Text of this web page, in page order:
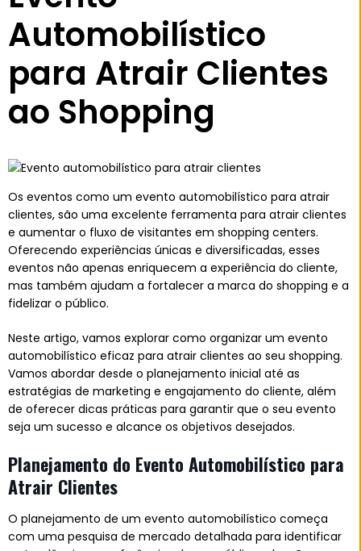
Automobilístico
para Atrair Clientes
ao Shopping
Os eventos como um evento automobilístico para atrair
clientes, são uma excelente ferramenta para atrair clientes
e aumentar o fluxo de visitantes em shopping centers.
Oferecendo experiências únicas e diversificadas, esses
eventos não apenas enriquecem a experiência do cliente,
mas também ajudam a fortalecer a marca do shopping e a
fidelizar o público.
Neste artigo, vamos explorar como organizar um evento
automobilístico eficaz para atrair clientes ao seu shopping.
Vamos abordar desde o planejamento inicial até as
estratégias de marketing e engajamento do cliente, além
de oferecer dicas práticas para garantir que o seu evento
seja um sucesso e alcance os objetivos desejados.
Planejamento do Evento Automobilístico para
Atrair Clientes
O planejamento de um evento automobilístico começa
com uma pesquisa de mercado detalhada para identificar